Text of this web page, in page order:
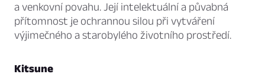
a venkovní povahu. Její intelektuální a půvabná
přítomnost je ochrannou silou při vytváření
výjimečného a starobylého životního prostředí.
Kitsune